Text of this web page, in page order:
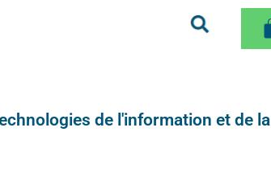
de l'information et de la